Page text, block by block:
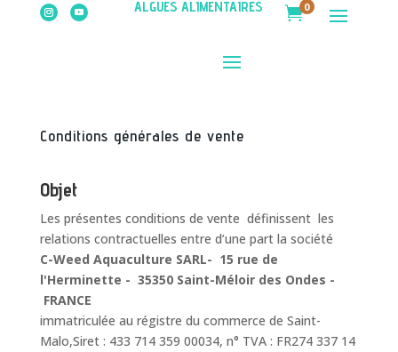
ALGUES ALIMENTAIRES 0
Conditions générales de vente
Objet
Les présentes conditions de vente définissent les
relations contractuelles entre d’une part la société
C-Weed Aquaculture SARL- 15 rue de
l'Herminette - 35350 Saint-Méloir des Ondes -
FRANCE
immatriculée au régistre du commerce de Saint-
Malo,Siret : 433 714 359 00034, n° TVA : FR274 337 14